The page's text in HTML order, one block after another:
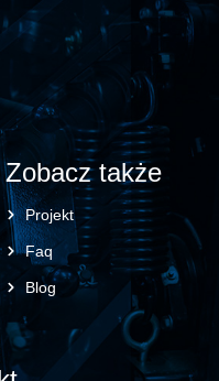
Zobacz także
Projekt
Faq
Blog